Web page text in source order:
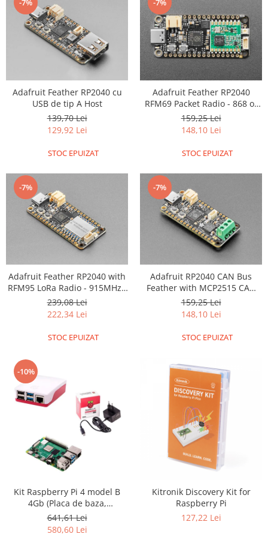
-7%
Adafruit Feather RP2040 cu
USB de tip A Host
139,70 Lei
129,92 Lei
STOC EPUIZAT
-7%
Adafruit Feather RP2040
RFM69 Packet Radio - 868 or
915MHz - RadioFruit and
STEMMA QT
159,25 Lei
148,10 Lei
STOC EPUIZAT
-7%
Adafruit Feather RP2040 with
RFM95 LoRa Radio - 915MHz -
RadioFruit and STEMMA QT
239,08 Lei
222,34 Lei
STOC EPUIZAT
-7%
Adafruit RP2040 CAN Bus
Feather with MCP2515 CAN
Controller - STEMMA QT
159,25 Lei
148,10 Lei
STOC EPUIZAT
-10%
Kit Raspberry Pi 4 model B
4Gb (Placa de baza,
alimentator, carcasa)
641,61 Lei
580,60 Lei
Kitronik Discovery Kit for
Raspberry Pi
127,22 Lei